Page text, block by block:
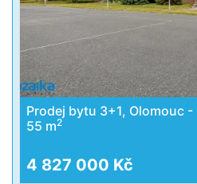
Prodej bytu 3+1, Olomouc
55 m2
4 827 000 Kč